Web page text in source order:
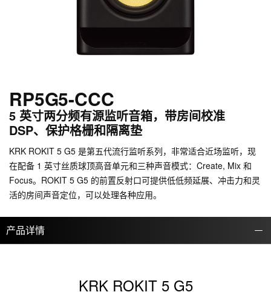
RP5G5-CCC
5 英寸两分频有源监听音箱，带房间校准
DSP、保护格栅和隔离垫
KRK ROKIT 5 G5 是第五代流行监听系列，非常适合近场监听，现
在配备 1 英寸丝质球顶高音单元和三种声音模式：Create, Mix 和
Focus。ROKIT 5 G5 的前置反射口可提供低低频延展、冲击力和灵
活的房间声音定位，可以处理各种应用。
产品详情
KRK ROKIT 5 G5